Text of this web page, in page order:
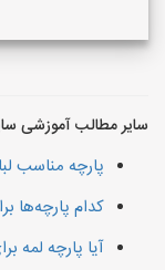
سایر مطالب آموزشی
پارچه مناسب
کدام پارچه‌ها
آیا پارچه